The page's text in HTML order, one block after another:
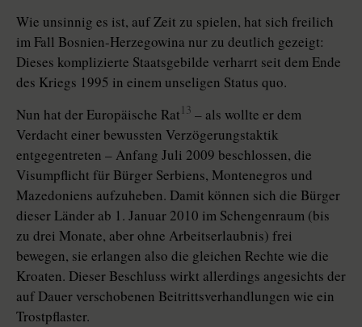
Wie unsinnig es ist, auf Zeit zu spielen, hat sich freilich
im Fall Bosnien-Herzegowina nur zu deutlich gezeigt:
Dieses komplizierte Staatsgebilde verharrt seit dem Ende
des Kriegs 1995 in einem unseligen Status quo.
Nun hat der Europäische Rat 13 – als wollte er dem
Verdacht einer bewussten Verzögerungstaktik
entgegentreten – Anfang Juli 2009 beschlossen, die
Visumpflicht für Bürger Serbiens, Montenegros und
Mazedoniens aufzuheben. Damit können sich die Bürger
dieser Länder ab 1. Januar 2010 im Schengenraum (bis
zu drei Monate, aber ohne Arbeitserlaubnis) frei
bewegen, sie erlangen also die gleichen Rechte wie die
Kroaten. Dieser Beschluss wirkt allerdings angesichts der
auf Dauer verschobenen Beitrittsverhandlungen wie ein
Trostpflaster.